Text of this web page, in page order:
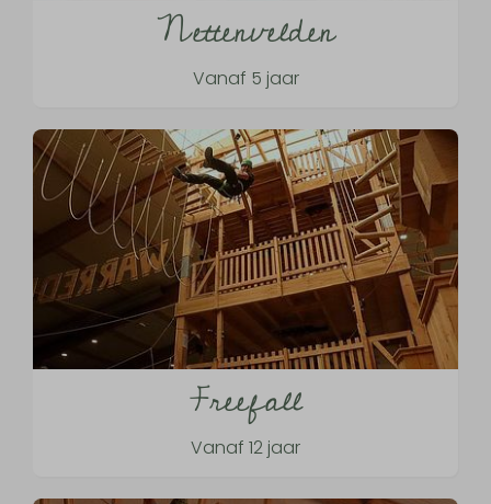
Nettenvelden
Vanaf 5 jaar
Freefall
Vanaf 12 jaar